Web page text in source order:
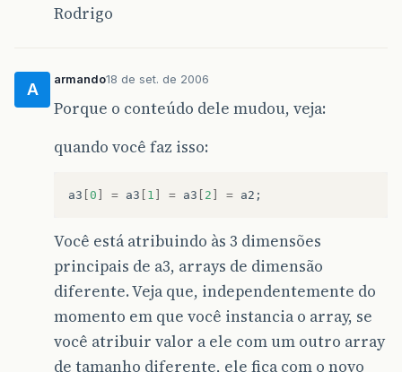
Rodrigo
A
armando18 de set. de 2006
Porque o conteúdo dele mudou, veja:
quando você faz isso:
a3 0 = a3 1 = a3 2 = a2 ;
Você está atribuindo às 3 dimensões
principais de a3, arrays de dimensão
diferente. Veja que, independentemente do
momento em que você instancia o array, se
você atribuir valor a ele com um outro array
de tamanho diferente, ele fica com o novo